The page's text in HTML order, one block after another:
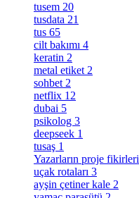
tusem 20
tusdata 21
tus 65
cilt bakımı 4
keratin 2
metal etiket 2
sohbet 2
netflix 12
dubai 5
psikolog 3
deepseek 1
tusaş 1
Yazarların proje fikirleri
uçak rotaları 3
ayşin çetiner kale 2